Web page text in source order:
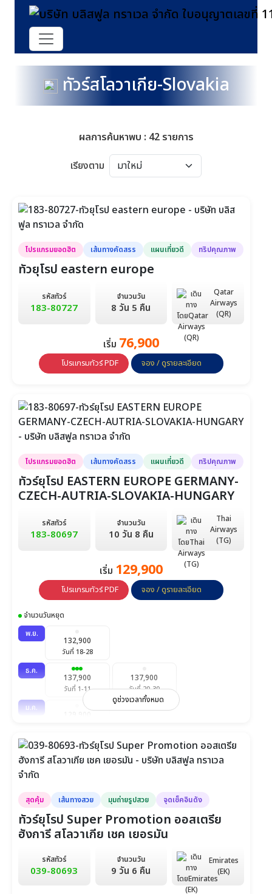
ทัวร์สโลวาเกีย-Slovakia
ผลการค้นหาพบ : 42 รายการ
เรียงตาม
โปรแกรมยอดฮิต เส้นทางคัดสรร แผนเที่ยวดี ทริปคุณภาพ
ทัวยุโรป eastern europe
รหัสทัวร์
183-80727
จำนวนวัน
8 วัน 5 คืน
Qatar
Airways
(QR)
เริ่ม 76,900
โปรแกรมทัวร์ PDF จอง / ดูรายละเอียด
โปรแกรมยอดฮิต เส้นทางคัดสรร แผนเที่ยวดี ทริปคุณภาพ
ทัวร์ยุโรป EASTERN EUROPE GERMANY-
CZECH-AUTRIA-SLOVAKIA-HUNGARY
รหัสทัวร์
183-80697
จำนวนวัน
10 วัน 8 คืน
Thai
Airways
(TG)
เริ่ม 129,900
โปรแกรมทัวร์ PDF จอง / ดูรายละเอียด
จำนวนวันหยุด
พ.ย.
132,900
วันที่ 18-28
ธ.ค.
137,900
วันที่ 1-11
137,900
วันที่ 20-30
ม.ค.
ก.พ.
132,900
วันที่ 17-27
วันที่ 2-12 วันที่ 21-31
ดูช่วงเวลาทั้งหมด
สุดคุ้ม เส้นทางสวย มุมถ่ายรูปสวย จุดเช็คอินดัง
ทัวร์ยุโรป Super Promotion ออสเตรีย
ฮังการี สโลวาเกีย เชค เยอรมัน
รหัสทัวร์
039-80693
จำนวนวัน
9 วัน 6 คืน
Emirates
(EK)